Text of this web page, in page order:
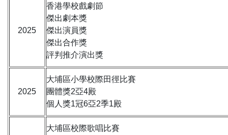
2025
香港學校戲劇節
傑出劇本獎
傑出演員獎
傑出合作獎
評判推介演出獎
2025
大埔區小學校際田徑比賽
團體獎2亞4殿
個人獎1冠6亞2季1殿
大埔區校際歌唱比賽